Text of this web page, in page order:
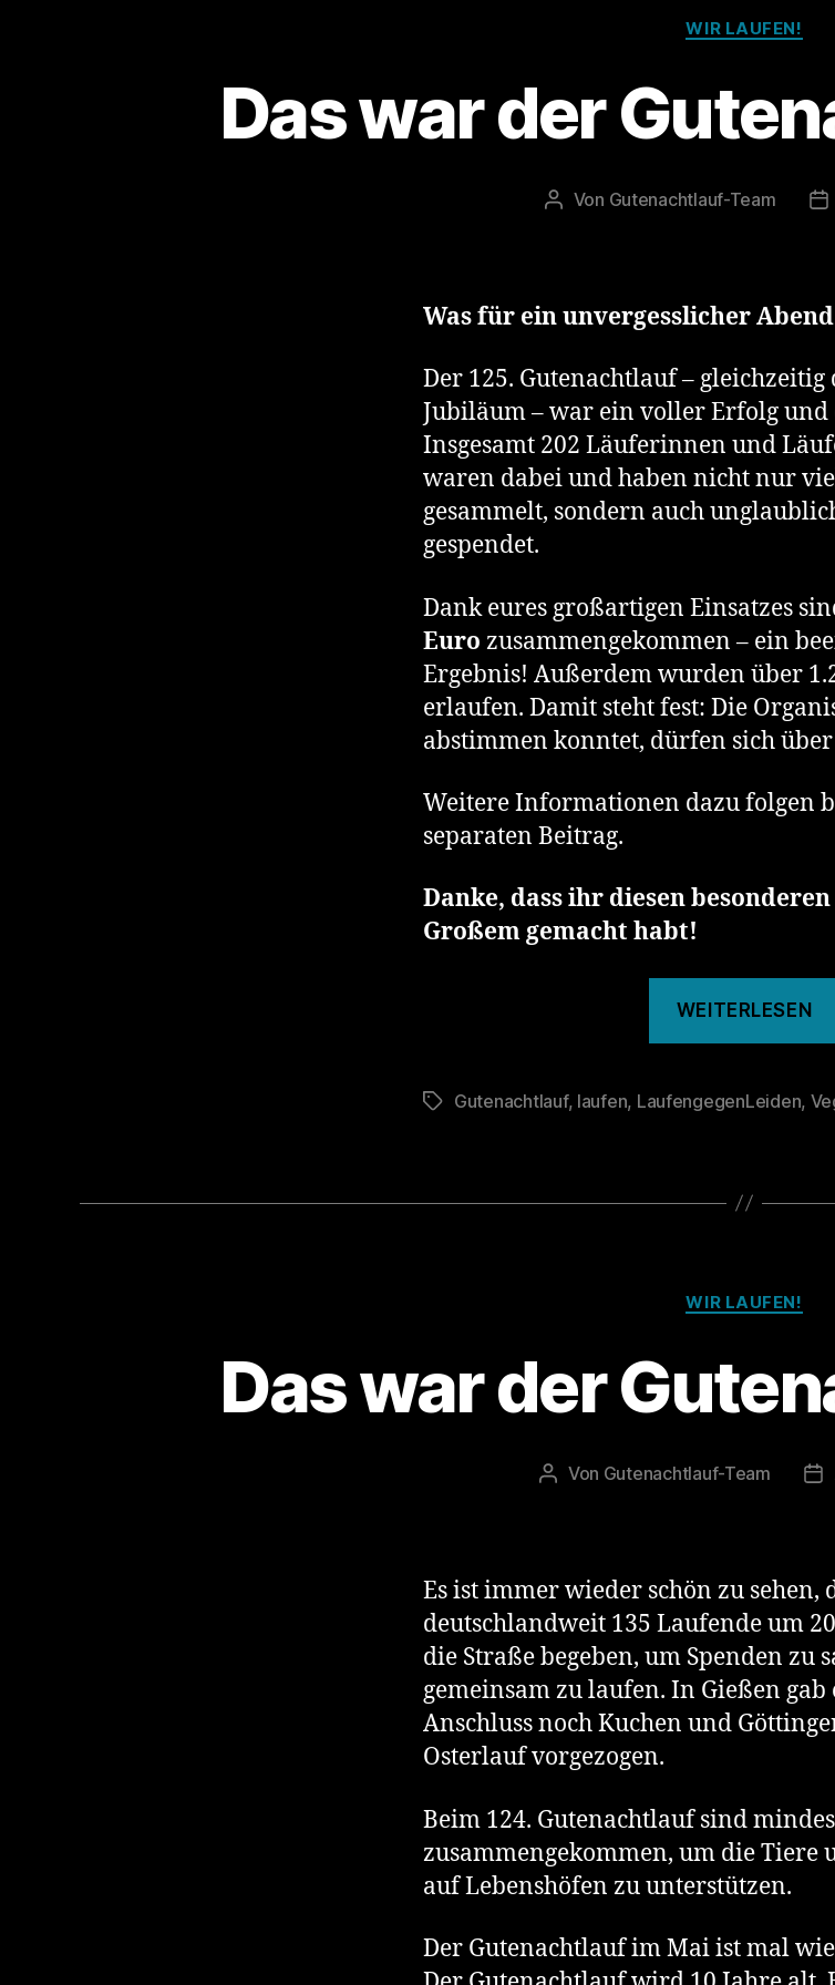
Kategorien
WIR LAUFEN!
Das war der
Beitragsautor
Von Gutenachtlauf-Team
Was für ein unvergesslicher
Der 125. Gutenachtlauf – gleichzeitig
Jubiläum – war ein voller Erfolg und
Insgesamt 202 Läuferinnen und
waren dabei und haben nicht nur
gesammelt, sondern auch
gespendet.
Dank eures großartigen Einsatzes
Euro zusammengekommen – ein
Ergebnis! Außerdem wurden über
erlaufen. Damit steht fest: Die
abstimmen konntet, dürfen sich
Weitere Informationen dazu folgen
separaten Beitrag.
Danke, dass ihr diesen
Großem gemacht habt!
WEITERLESEN
Schlagwörter
Gutenachtlauf, laufen, LaufengegenLeiden,
Kategorien
WIR LAUFEN!
Das war der
Beitragsautor
Von Gutenachtlauf-Team
Es ist immer wieder schön zu sehen,
deutschlandweit 135 Laufende um
die Straße begeben, um Spenden zu
gemeinsam zu laufen. In Gießen gab
Anschluss noch Kuchen und
Osterlauf vorgezogen.
Beim 124. Gutenachtlauf sind
zusammengekommen, um die Tiere
auf Lebenshöfen zu unterstützen.
Der Gutenachtlauf im Mai ist mal